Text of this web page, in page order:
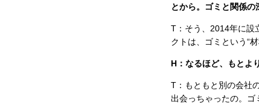
とから。ゴミと関係
T：そう、2014年に設
クトは、ゴミという“
H：なるほど、もとよ
T：もともと別の会社
出会っちゃったの。ゴ